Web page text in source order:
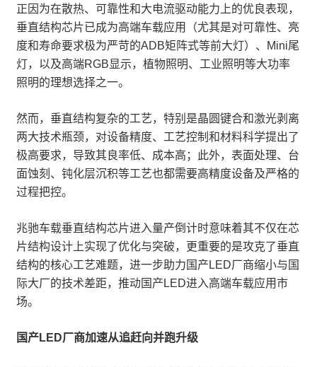
正因为在散热、可靠性和大电流驱动能力上的优良表现，
垂直结构芯片已成为高端车载应用（尤其是对可靠性、亮
度和寿命要求极为严苛的ADB矩阵式等前大灯）、Mini尾
灯，以及高端RGB显示，植物照明、工业照明等大功率
照明的理想选择之一。
然而，垂直结构复杂的工艺，特别是晶圆键合和激光剥离
两大技术瓶颈，对设备精度、工艺控制和材料科学提出了
极高要求，导致其良率低、成本高；此外，表面处理、台
面蚀刻、钝化层沉积等工艺也都需要高精度设备及严格的
过程把控。
兆驰车载垂直结构芯片进入量产倒计时意味着其不仅在芯
片结构设计上实现了优化与突破，更重要的是攻克了垂直
结构的核心工艺难题，进一步助力国产LED厂商缩小与国
际大厂的技术差距，推动国产LED进入高端车载应用市
场。
国产LED厂商加速从追赶向并跑升级